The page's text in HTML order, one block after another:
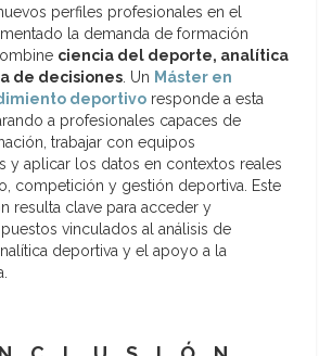
perfiles profesionales en el
la demanda de formación
ciencia del deporte, analítica
de decisiones. Un Máster en
deportivo responde a esta
a profesionales capaces de
trabajar con equipos
y aplicar los datos en contextos reales
competición y gestión deportiva. Este
resulta clave para acceder y
vinculados al análisis de
deportiva y el apoyo a la